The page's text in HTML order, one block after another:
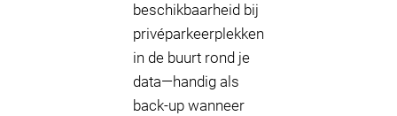
beschikbaarheid bij
privéparkeerplekken
in de buurt rond je
data—handig als
back-up wanneer